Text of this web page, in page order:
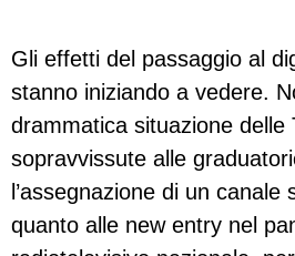
Gli effetti del passaggio al
stanno iniziando a vedere.
drammatica situazione delle
sopravvissute alle
l’assegnazione di un canale
quanto alle new entry nel